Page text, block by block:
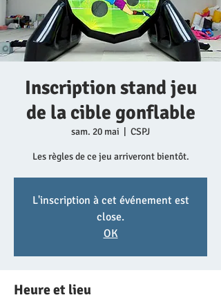
Inscription stand jeu
de la cible gonflable
sam. 20 mai CSPJ
Les règles de ce jeu arriveront bientôt.
L'inscription à cet événement est
close.
OK
Heure et lieu